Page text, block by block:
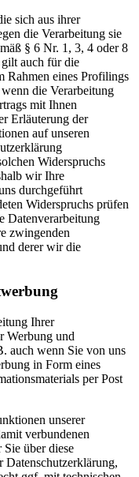
sich aus ihrer
die Verarbeitung sie
§ 6 Nr. 1, 3, 4 oder 8
auch für die
Rahmen eines Profilings
die Verarbeitung
mit Ihnen
Erläuterung der
auf unseren
Widerspruchs
wir Ihre
durchgeführt
Widerspruchs prüfen
Datenverarbeitung
zwingenden
derer wir die
Ihrer
Werbung und
auch wenn Sie von uns
in Form eines
per Post
unserer
verbundenen
über diese
Datenschutzerklärung,